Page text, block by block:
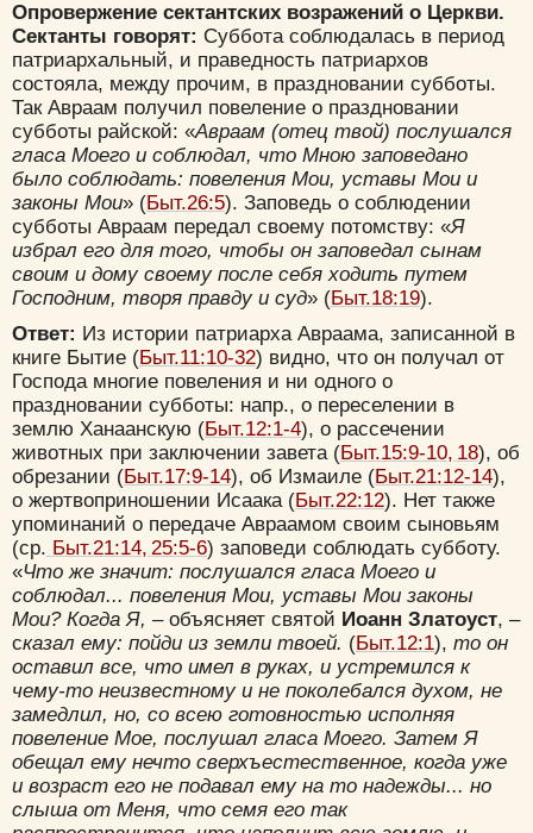
Опровержение сектантских возражений о Церкви.
Сектанты говорят: Суббота соблюдалась в период
патриархальный, и праведность патриархов
состояла, между прочим, в праздновании субботы.
Так Авраам получил повеление о праздновании
субботы райской: «Авраам (отец твой) послушался
гласа Моего и соблюдал, что Мною заповедано
было соблюдать: повеления Мои, уставы Мои и
законы Мои» (Быт.26:5). Заповедь о соблюдении
субботы Авраам передал своему потомству: «Я
избрал его для того, чтобы он заповедал сынам
своим и дому своему после себя ходить путем
Господним, творя правду и суд» (Быт.18:19).
Ответ: Из истории патриарха Авраама, записанной в
книге Бытие (Быт.11:10-32) видно, что он получал от
Господа многие повеления и ни одного о
праздновании субботы: напр., о переселении в
землю Ханаанскую (Быт.12:1-4), о рассечении
животных при заключении завета (Быт.15:9-10, 18), об
обрезании (Быт.17:9-14), об Измаиле (Быт.21:12-14),
о жертвоприношении Исаака (Быт.22:12). Нет также
упоминаний о передаче Авраамом своим сыновьям
(ср. Быт.21:14, 25:5-6) заповеди соблюдать субботу.
«Что же значит: послушался гласа Моего и
соблюдал... повеления Мои, уставы Мои законы
Мои? Когда Я, –объясняет святой Иоанн Златоуст, –
сказал ему: пойди из земли твоей. (Быт.12:1), то он
оставил все, что имел в руках, и устремился к
чему-то неизвестному и не поколебался духом, не
замедлил, но, со всею готовностью исполняя
повеление Мое, послушал гласа Моего. Затем Я
обещал ему нечто сверхъестественное, когда уже
и возраст его не подавал ему на то надежды... но
слыша от Меня, что семя его так